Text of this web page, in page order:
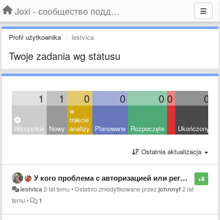
Joxi - сообщество поддержки
Profil użytkownika lestvica
Twoje zadania wg statusu
1 1 0 0 0 0 0
Wszystkie Nowy
w
trakcie
analizy
Planowane Rozpoczęte Ukończony
Ostatnia aktualizacja
+8
У кого проблема с авторизацией или регистрацией.
lestvica2 lat temu •Ostatnio zmodyfikowane przez johnnyf2 lat
temu • 1